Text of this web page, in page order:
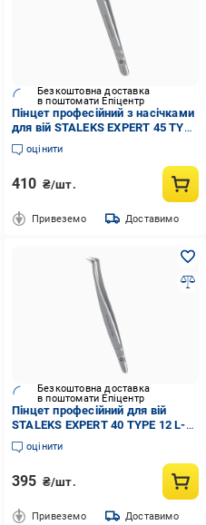
Безкоштовна доставка
в поштомати Епіцентр
Пінцет професійний з насічками
для вій STALEKS EXPERT 45 TYPE
1 вигнутий (TE-45/1)
оцінити
410 ₴/шт.
Привеземо Доставимо
Безкоштовна доставка
в поштомати Епіцентр
Пінцет професійний для вій
STALEKS EXPERT 40 TYPE 12 L-
образний, 65') (TE-40/12)
оцінити
395 ₴/шт.
Привеземо Доставимо